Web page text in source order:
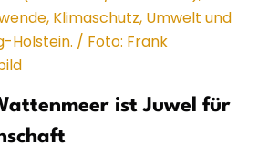
ist Juwel für